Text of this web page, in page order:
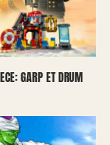
GARP ET DRUM